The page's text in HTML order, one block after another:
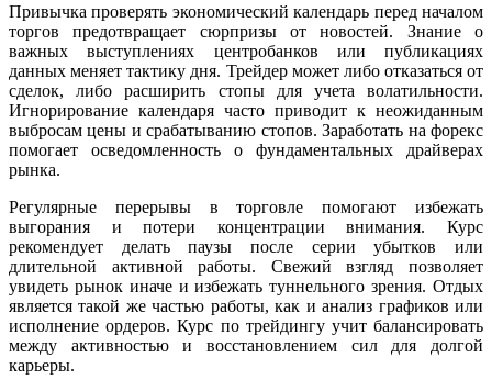
Привычка проверять экономический календарь перед началом
торгов предотвращает сюрпризы от новостей. Знание о
важных выступлениях центробанков или публикациях
данных меняет тактику дня. Трейдер может либо отказаться от
сделок, либо расширить стопы для учета волатильности.
Игнорирование календаря часто приводит к неожиданным
выбросам цены и срабатыванию стопов. Заработать на форекс
помогает осведомленность о фундаментальных драйверах
рынка.
Регулярные перерывы в торговле помогают избежать
выгорания и потери концентрации внимания. Курс
рекомендует делать паузы после серии убытков или
длительной активной работы. Свежий взгляд позволяет
увидеть рынок иначе и избежать туннельного зрения. Отдых
является такой же частью работы, как и анализ графиков или
исполнение ордеров. Курс по трейдингу учит балансировать
между активностью и восстановлением сил для долгой
карьеры.